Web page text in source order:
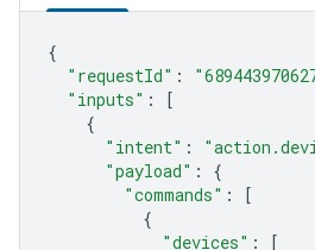
{
"requestId" :
"inputs" :
[
{
"intent" :
"payload" :
{
"commands" :
[
{
"devices" :
[